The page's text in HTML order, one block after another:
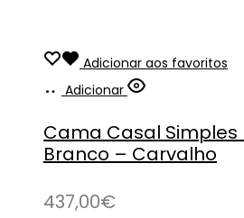
Adicionar aos favoritos
Adicionar
Cama Casal Simples
Branco – Carvalho
437,00€